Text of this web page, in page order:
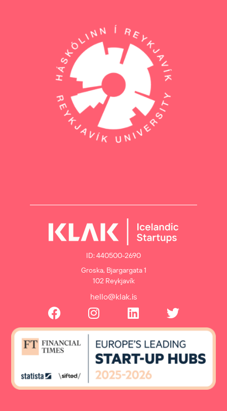
ID: 440500-2690
Groska, Bjargargata 1
102 Reykjavík
hello@klak.is